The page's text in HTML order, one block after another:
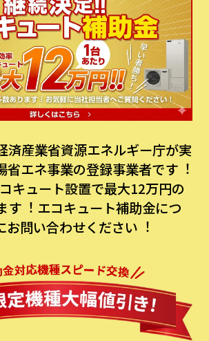
済産業省資源エネルギー庁が実
省エネ事業の登録事業者です︕
キュート設置で最⼤12万円の
す︕ エコキュート補助⾦につ
お問い合わせください︕